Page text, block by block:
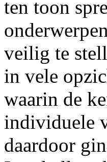
ten toon
veilig te
in vele
waarin de
individuele
daardoor